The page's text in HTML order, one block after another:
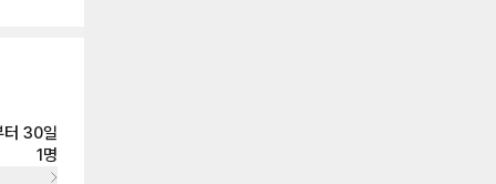
터 30일
1명